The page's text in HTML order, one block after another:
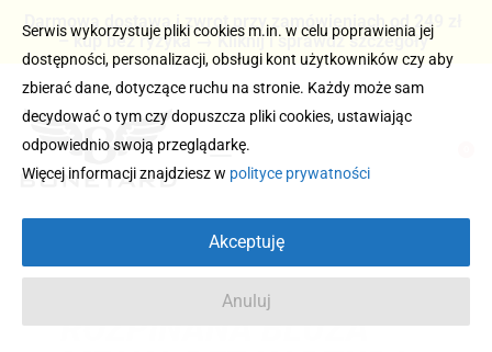
Darmowa dostawa i zwrot przy zamówieniach od 249 zł
– kup bez ryzyka → Kliknij i sprawdź szczegóły
ROZPINANA BLUZA
Serwis wykorzystuje pliki cookies m.in. w celu poprawienia jej
dostępności, personalizacji, obsługi kont użytkowników czy aby
zbierać dane, dotyczące ruchu na stronie. Każdy może sam
decydować o tym czy dopuszcza pliki cookies, ustawiając
odpowiednio swoją przeglądarkę.
Więcej informacji znajdziesz w polityce prywatności
Akceptuję
Anuluj